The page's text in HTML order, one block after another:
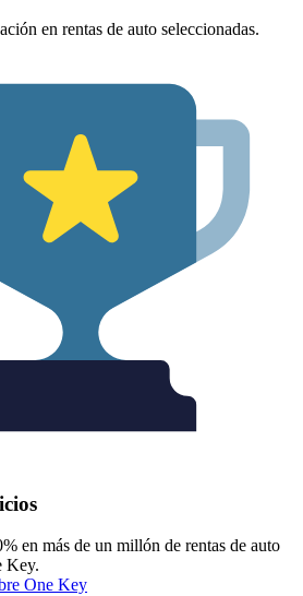
en rentas de auto seleccionadas.
en más de un millón de rentas de auto
Key.
One Key